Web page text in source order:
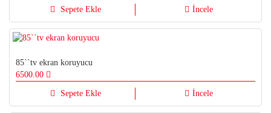
Sepete Ekle İncele
85``tv ekran koruyucu
6500.00
Sepete Ekle İncele